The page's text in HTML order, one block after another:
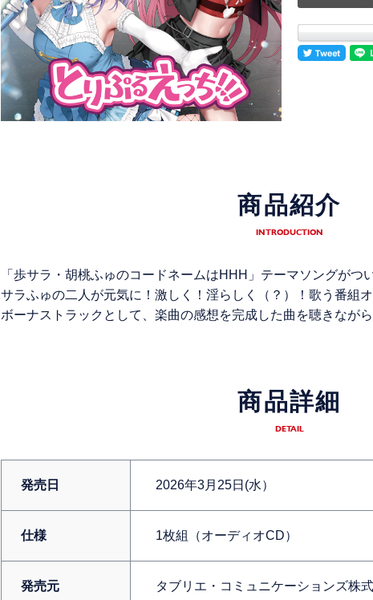
商品紹介
INTRODUCTION
「歩サラ・胡桃ふゅのコードネームはHHH」テーマソングがつ
サラふゅの二人が元気に！激しく！淫らしく（？）！歌う番組
ボーナストラックとして、楽曲の感想を完成した曲を聴きなが
商品詳細
DETAIL
発売日 2026年3月25日(水）
仕様 1枚組（オーディオCD）
発売元 タブリエ・コミュニケーションズ株